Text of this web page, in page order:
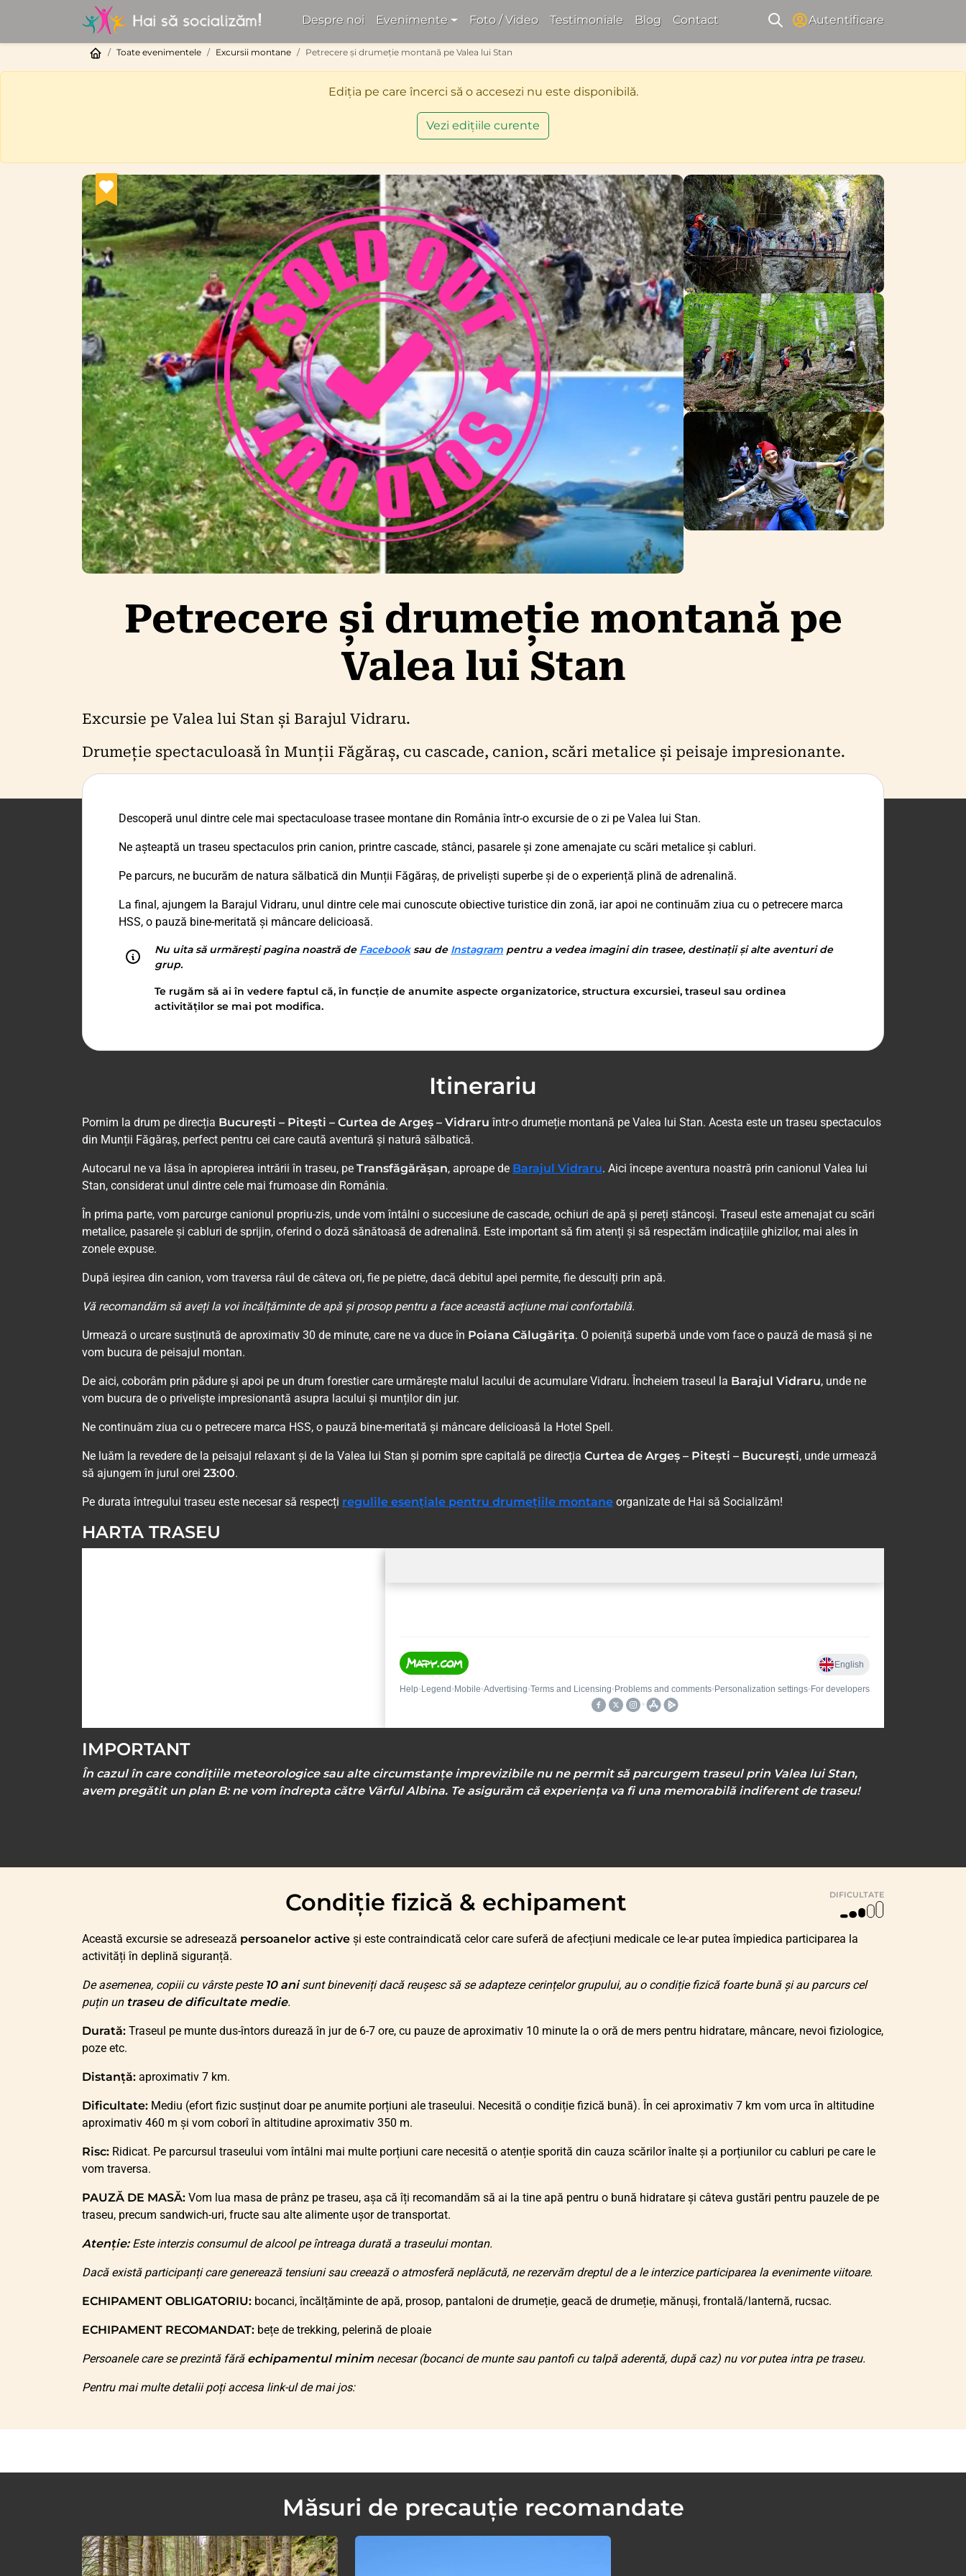
Despre noi Evenimente Foto / Video Testimoniale Blog Contact Autentificare
Toate evenimentele Excursii montane Petrecere și drumeție montană pe Valea lui Stan
Ediția pe care încerci să o accesezi nu este disponibilă.
Vezi edițiile curente
Petrecere și drumeție montană pe
Valea lui Stan
Excursie pe Valea lui Stan și Barajul Vidraru.
Drumeție spectaculoasă în Munții Făgăraș, cu cascade, canion, scări metalice și peisaje impresionante.
Descoperă unul dintre cele mai spectaculoase trasee montane din România într-o excursie de o zi pe Valea lui Stan.
Ne așteaptă un traseu spectaculos prin canion, printre cascade, stânci, pasarele și zone amenajate cu scări metalice și cabluri.
Pe parcurs, ne bucurăm de natura sălbatică din Munții Făgăraș, de priveliști superbe și de o experiență plină de adrenalină.
La final, ajungem la Barajul Vidraru, unul dintre cele mai cunoscute obiective turistice din zonă, iar apoi ne continuăm ziua cu o petrecere marca
HSS, o pauză bine-meritată și mâncare delicioasă.
Nu uita să urmărești pagina noastră de Facebooksau de Instagram pentru a vedea imagini din trasee, destinații și alte aventuri de
grup.
Te rugăm să ai în vedere faptul că, în funcție de anumite aspecte organizatorice, structura excursiei, traseul sau ordinea
activităților se mai pot modifica.
Itinerariu
Pornim la drum pe direcția București – Pitești – Curtea de Argeș – Vidraru într-o drumeție montană pe Valea lui Stan. Acesta este un traseu spectaculos
din Munții Făgăraș, perfect pentru cei care caută aventură și natură sălbatică.
Autocarul ne va lăsa în apropierea intrării în traseu, pe Transfăgărășan, aproape de Barajul Vidraru. Aici începe aventura noastră prin canionul Valea lui
Stan, considerat unul dintre cele mai frumoase din România.
În prima parte, vom parcurge canionul propriu-zis, unde vom întâlni o succesiune de cascade, ochiuri de apă și pereți stâncoși. Traseul este amenajat cu scări
metalice, pasarele și cabluri de sprijin, oferind o doză sănătoasă de adrenalină. Este important să fim atenți și să respectăm indicațiile ghizilor, mai ales în
zonele expuse.
După ieșirea din canion, vom traversa râul de câteva ori, fie pe pietre, dacă debitul apei permite, fie desculți prin apă.
Vă recomandăm să aveți la voi încălțăminte de apă și prosop pentru a face această acțiune mai confortabilă.
Urmează o urcare susținută de aproximativ 30 de minute, care ne va duce în Poiana Călugărița. O poieniță superbă unde vom face o pauză de masă și ne
vom bucura de peisajul montan.
De aici, coborâm prin pădure și apoi pe un drum forestier care urmărește malul lacului de acumulare Vidraru. Încheiem traseul la Barajul Vidraru, unde ne
vom bucura de o priveliște impresionantă asupra lacului și munților din jur.
Ne continuăm ziua cu o petrecere marca HSS, o pauză bine-meritată și mâncare delicioasă la Hotel Spell.
Ne luăm la revedere de la peisajul relaxant și de la Valea lui Stan și pornim spre capitală pe direcția Curtea de Argeș – Pitești – București, unde urmează
să ajungem în jurul orei 23:00.
Pe durata întregului traseu este necesar să respecți regulile esențiale pentru drumețiile montane organizate de Hai să Socializăm!
HARTA TRASEU
IMPORTANT
În cazul în care condițiile meteorologice sau alte circumstanțe imprevizibile nu ne permit să parcurgem traseul prin Valea lui Stan,
avem pregătit un plan B: ne vom îndrepta către Vârful Albina. Te asigurăm că experiența va fi una memorabilă indiferent de traseu!
Condiție fizică & echipament DIFICULTATE
Această excursie se adresează persoanelor active și este contraindicată celor care suferă de afecțiuni medicale ce le-ar putea împiedica participarea la
activități în deplină siguranță.
De asemenea, copiii cu vârste peste 10 anisunt bineveniți dacă reușesc să se adapteze cerințelor grupului, au o condiție fizică foarte bună și au parcurs cel
puțin un traseu de dificultate medie.
Durată: Traseul pe munte dus-întors durează în jur de 6-7 ore, cu pauze de aproximativ 10 minute la o oră de mers pentru hidratare, mâncare, nevoi fiziologice,
poze etc.
Distanță: aproximativ 7 km.
Dificultate: Mediu (efort fizic susținut doar pe anumite porțiuni ale traseului. Necesită o condiție fizică bună). În cei aproximativ 7 km vom urca în altitudine
aproximativ 460 m și vom coborî în altitudine aproximativ 350 m.
Risc: Ridicat. Pe parcursul traseului vom întâlni mai multe porțiuni care necesită o atenție sporită din cauza scărilor înalte și a porțiunilor cu cabluri pe care le
vom traversa.
PAUZĂ DE MASĂ: Vom lua masa de prânz pe traseu, așa că îți recomandăm să ai la tine apă pentru o bună hidratare și câteva gustări pentru pauzele de pe
traseu, precum sandwich-uri, fructe sau alte alimente ușor de transportat.
Atenție:Este interzis consumul de alcool pe întreaga durată a traseului montan.
Dacă există participanți care generează tensiuni sau creează o atmosferă neplăcută, ne rezervăm dreptul de a le interzice participarea la evenimente viitoare.
ECHIPAMENT OBLIGATORIU: bocanci, încălțăminte de apă, prosop, pantaloni de drumeție, geacă de drumeție, mănuși, frontală/lanternă, rucsac.
ECHIPAMENT RECOMANDAT: bețe de trekking, pelerină de ploaie
Persoanele care se prezintă fără echipamentul minim necesar (bocanci de munte sau pantofi cu talpă aderentă, după caz) nu vor putea intra pe traseu.
Pentru mai multe detalii poți accesa link-ul de mai jos:
Măsuri de precauție recomandate